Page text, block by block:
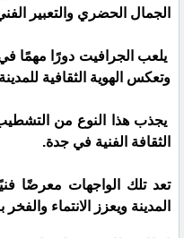
الجمال الحضري والتعبير
يلعب الجرافيت دورًا مهمًا
وتعكس الهوية الثقافية
يجذب هذا النوع من
الثقافة الفنية في جدة.
تعد تلك الواجهات معرضًا
المدينة ويعزز الانتماء